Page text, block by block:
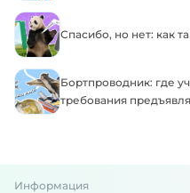
Спасибо, но нет: как
Бортпроводник: где
требования
Информация